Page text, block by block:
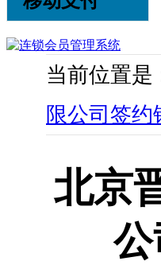
当前位置是
限公司签
北京